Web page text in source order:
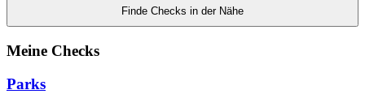
Finde Checks in der Nähe
Meine Checks
Parks